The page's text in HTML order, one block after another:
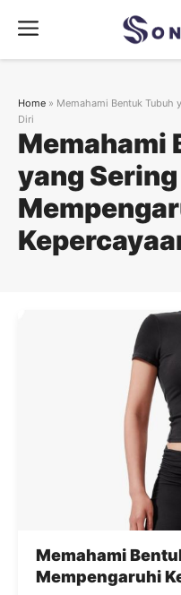
content
Menu
Memahami
yang Sering
Home » Memahami Bentuk Tubuh
Diri
Memahami
Mempengaruhi